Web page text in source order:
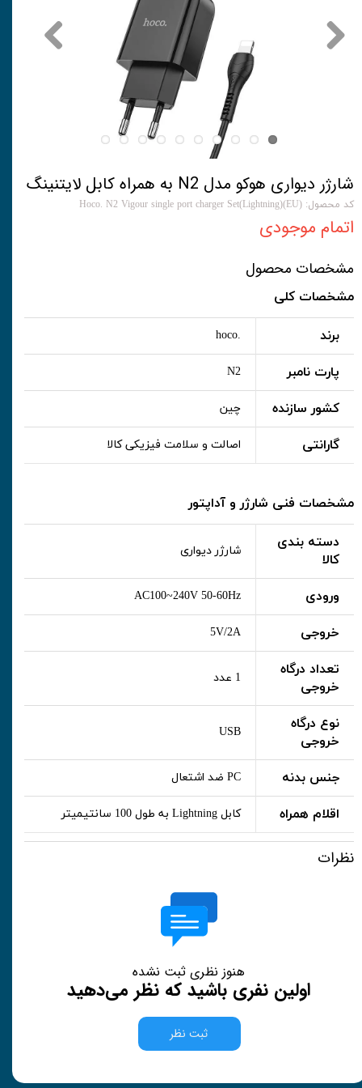
شارژر دیواری هوکو مدل N2 به همراه کابل لایتنینگ
کد محصول: Hoco. N2 Vigour single port charger Set(Lightning)(EU)
اتمام موجودی
مشخصات محصول
مشخصات کلی
برند .hoco
پارت نامبر N2
کشور سازنده چین
گارانتی اصالت و سلامت فیزیکی کالا
مشخصات فنی شارژر و آداپتور
دسته بندی
کالا
شارژر دیواری
ورودی AC100~240V 50-60Hz
خروجی 5V/2A
تعداد درگاه
خروجی
1 عدد
نوع درگاه
خروجی
USB
جنس بدنه PC ضد اشتعال
اقلام همراه کابل Lightning به طول 100 سانتیمیتر
نظرات
هنوز نظری ثبت نشده
اولین نفری باشید که نظر می‌دهید
ثبت نظر